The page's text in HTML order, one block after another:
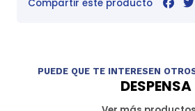
Compartir este producto
PUEDE QUE TE INTERESEN
DESPENSA